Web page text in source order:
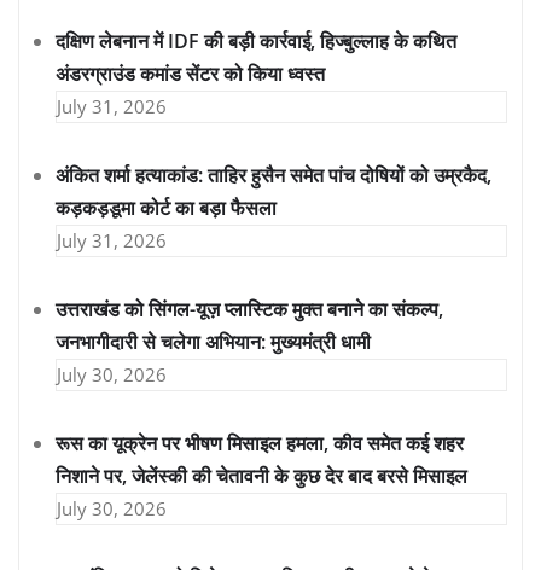
दक्षिण लेबनान में IDF की बड़ी कार्रवाई, हिज्बुल्लाह के कथित
अंडरग्राउंड कमांड सेंटर को किया ध्वस्त
July 31, 2026
अंकित शर्मा हत्याकांड: ताहिर हुसैन समेत पांच दोषियों को उम्रकैद,
कड़कड़डूमा कोर्ट का बड़ा फैसला
July 31, 2026
उत्तराखंड को सिंगल-यूज़ प्लास्टिक मुक्त बनाने का संकल्प,
जनभागीदारी से चलेगा अभियान: मुख्यमंत्री धामी
July 30, 2026
रूस का यूक्रेन पर भीषण मिसाइल हमला, कीव समेत कई शहर
निशाने पर, जेलेंस्की की चेतावनी के कुछ देर बाद बरसे मिसाइल
July 30, 2026